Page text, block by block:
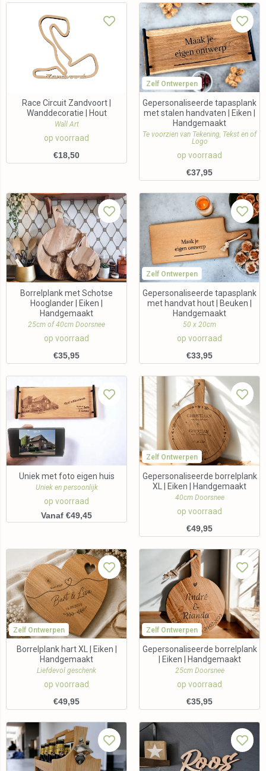
Race Circuit Zandvoort |
Wanddecoratie | Hout
Wall Art
op voorraad
€18,50
Zelf Ontwerpen
Gepersonaliseerde tapasplank
met stalen handvaten | Eiken |
Handgemaakt
Te voorzien van Tekening, Tekst en of
Logo
op voorraad
€37,95
Borrelplank met Schotse
Hooglander | Eiken |
Handgemaakt
25cm of 40cm Doorsnee
op voorraad
€35,95
Zelf Ontwerpen
Gepersonaliseerde tapasplank
met handvat hout | Beuken |
Handgemaakt
50 x 20cm
op voorraad
€33,95
Uniek met foto eigen huis
Uniek en persoonlijk
op voorraad
Vanaf €49,45
Zelf Ontwerpen
Gepersonaliseerde borrelplank
XL | Eiken | Handgemaakt
40cm Doorsnee
op voorraad
€49,95
Zelf Ontwerpen
Borrelplank hart XL | Eiken |
Handgemaakt
Liefdevol geschenk
op voorraad
€49,95
Zelf Ontwerpen
Gepersonaliseerde borrelplank
| Eiken | Handgemaakt
25cm Doorsnee
op voorraad
€35,95